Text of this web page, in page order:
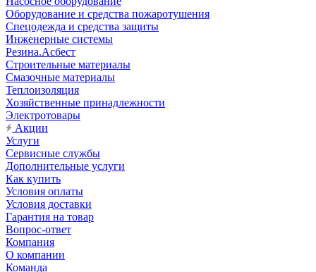
Оборудование и средства пожаротушения
Спецодежда и средства защиты
Инженерные системы
Резина.Асбест
Строительные материалы
Смазочные материалы
Теплоизоляция
Хозяйственные принадлежности
Электротовары
Акции
Услуги
Сервисные службы
Дополнительные услуги
Как купить
Условия оплаты
Условия доставки
Гарантия на товар
Вопрос-ответ
Компания
О компании
Команда